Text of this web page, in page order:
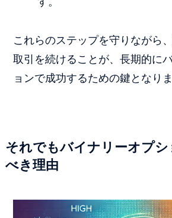
これらのステップを守りながら
取引を続けることが、長期的に
ョンで成功するための鍵となりま
それでもバイナリーオプシ
べき理由